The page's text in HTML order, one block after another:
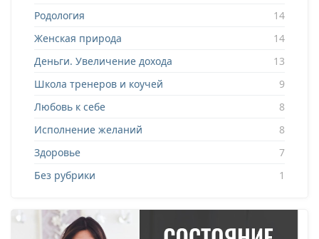
Родология
14
Женская природа
14
Деньги. Увеличение дохода
13
Школа тренеров и коучей
9
Любовь к себе
8
Исполнение желаний
8
Здоровье
7
Без рубрики
1